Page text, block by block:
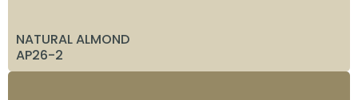
NATURAL ALMOND
AP26-2